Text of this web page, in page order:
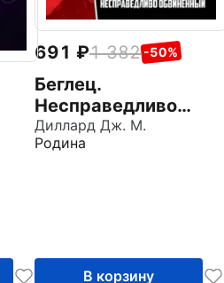
691 1 382 -50%
Беглец.
Несправедливо
обвиненный
Диллард Дж. М.
Родина
В корзину